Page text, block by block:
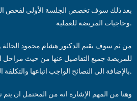
بعد ذلك سوف تخصص الجلسة الأولى لفحص
وحاجيات المريضة للعملية.
من ثم سوف يقيم الدكتور هشام محمود الحالة
للمريضة جميع التفاصيل عنها من حيث مراحل
بالإضافة الى النصائح الواجب اتباعها والتكلفة الجملية للعملية.
وهنا من المهم الإشارة انه من المحتمل ان يتم